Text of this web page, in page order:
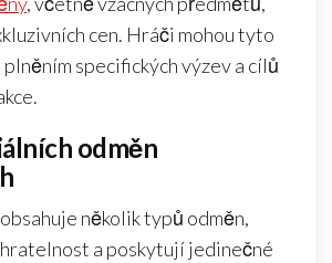
cen. Hráči mohou tyto
specifických výzev a cílů
odměn
několik typů odměn,
a poskytují jedinečné